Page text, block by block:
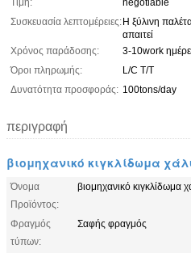
Τιμή:
negotiable
Συσκευασία λεπτομέρειες:Η ξύλινη
απαιτεί
Χρόνος παράδοσης:
3-10work
Όροι πληρωμής:
L/C T/T
Δυνατότητα προσφοράς: 100tons/day
περιγραφή
βιομηχανικό κιγκλίδωμα
Όνομα
Προϊόντος:
βιομηχανικό κιγκλίδωμα
Φραγμός
τύπων:
Σαφής φραγμός